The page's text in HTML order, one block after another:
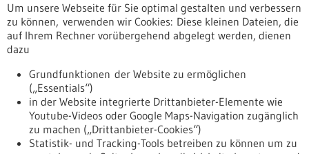
info(at)aaa-pharma.de
www.aaa-pharma.de
Zurück zur Ergebnisliste
Um unsere Webseite für Sie optimal gestalten und verbessern
zu können, verwenden wir Cookies: Diese kleinen Dateien, die
auf Ihrem Rechner vorübergehend abgelegt werden, dienen
dazu
Grundfunktionen der Website zu ermöglichen
(„Essentials“)
in der Website integrierte Drittanbieter-Elemente wie
Youtube-Videos oder Google Maps-Navigation zugänglich
zu machen („Drittanbieter-Cookies“)
Statistik- und Tracking-Tools betreiben zu können um zu